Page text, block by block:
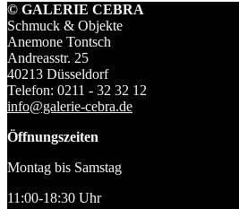
© GALERIE CEBRA
Schmuck & Objekte
Anemone Tontsch
Andreasstr. 25
40213 Düsseldorf
Telefon: 0211 - 32 32 12
info@galerie-cebra.de
Öffnungszeiten
Montag bis Samstag
11:00-18:30 Uhr